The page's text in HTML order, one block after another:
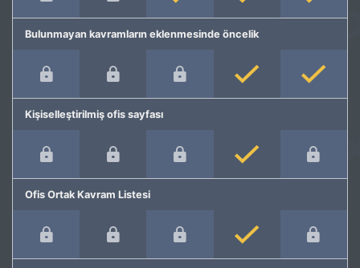
Bulunmayan kavramların eklenmesinde öncelik
Kişiselleştirilmiş ofis sayfası
Ofis Ortak Kavram Listesi